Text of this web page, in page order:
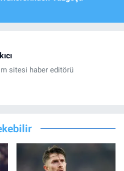
sitesi haber editörü